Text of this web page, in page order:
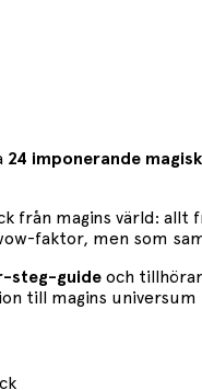
24 imponerande
från magins värld: allt
faktor, men som
steg-guide och
till magins